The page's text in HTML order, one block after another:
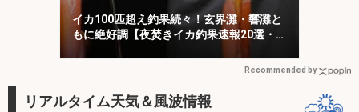
イカ100匹超え釣果続々！玄界灘・響灘と
もに絶好調【夜焚きイカ釣果速報20選・福
Recommended by
リアルタイム天気＆風波情報